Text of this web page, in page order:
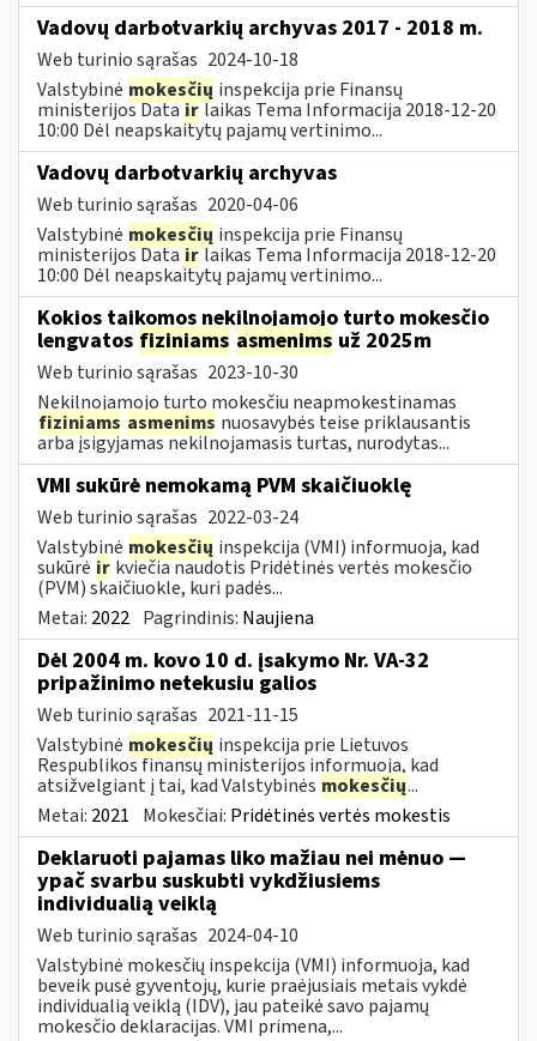
Vadovų darbotvarkių archyvas 2017 - 2018 m.
Web turinio sąrašas 2024-10-18
Valstybinė mokesčių inspekcija prie Finansų
ministerijos Datairlaikas Tema Informacija 2018-12-20
10:00 Dėl neapskaitytų pajamų vertinimo...
Vadovų darbotvarkių archyvas
Web turinio sąrašas 2020-04-06
Valstybinė mokesčių inspekcija prie Finansų
ministerijos Datairlaikas Tema Informacija 2018-12-20
10:00 Dėl neapskaitytų pajamų vertinimo...
Kokios taikomos nekilnojamojo turto mokesčio
lengvatos fiziniams asmenims už 2025m
Web turinio sąrašas 2023-10-30
Nekilnojamojo turto mokesčiu neapmokestinamas
fiziniams asmenims nuosavybės teise priklausantis
arba įsigyjamas nekilnojamasis turtas, nurodytas...
VMI sukūrė nemokamą PVM skaičiuoklę
Web turinio sąrašas 2022-03-24
Valstybinė mokesčių inspekcija (VMI) informuoja, kad
sukūrė ir kviečia naudotis Pridėtinės vertės mokesčio
(PVM) skaičiuokle, kuri padės...
Metai: 2022 Pagrindinis: Naujiena
Dėl 2004 m. kovo 10 d. įsakymo Nr. VA-32
pripažinimo netekusiu galios
Web turinio sąrašas 2021-11-15
Valstybinė mokesčių inspekcija prie Lietuvos
Respublikos finansų ministerijos informuoja, kad
atsižvelgiant į tai, kad Valstybinės mokesčių...
Metai: 2021 Mokesčiai: Pridėtinės vertės mokestis
Deklaruoti pajamas liko mažiau nei mėnuo —
ypač svarbu suskubti vykdžiusiems
individualią veiklą
Web turinio sąrašas 2024-04-10
Valstybinė mokesčių inspekcija (VMI) informuoja, kad
beveik pusė gyventojų, kurie praėjusiais metais vykdė
individualią veiklą (IDV), jau pateikė savo pajamų
mokesčio deklaracijas. VMI primena,...